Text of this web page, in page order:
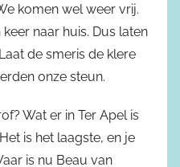
komen wel weer vrij.
naar huis. Dus laten
de smeris de klere
onze steun.
Wat er in Ter Apel is
is het laagste, en je
is nu Beau van